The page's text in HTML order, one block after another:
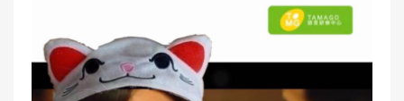
e
d
o